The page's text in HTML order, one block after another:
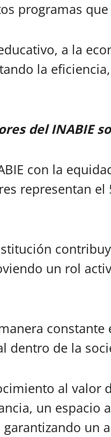
programas que
a la
la
del INABIE
con la
representan
un rol
dentro de la
al valor
un
un